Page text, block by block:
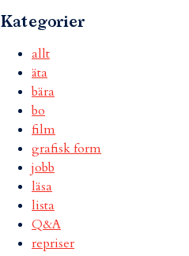
Kategorier
allt
äta
bära
bo
film
grafisk form
jobb
läsa
lista
Q&A
repriser